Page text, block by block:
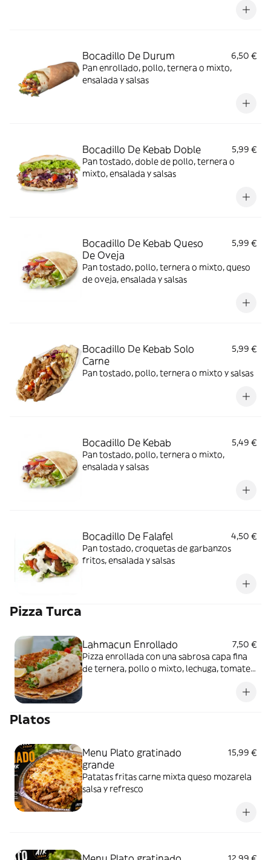
Bocadillo De Durum
6,50 €
Pan enrollado, pollo, ternera o mixto,
ensalada y salsas
Bocadillo De Kebab Doble
5,99 €
Pan tostado, doble de pollo, ternera o
mixto, ensalada y salsas
Bocadillo De Kebab Queso
De Oveja
5,99 €
Pan tostado, pollo, ternera o mixto, queso
de oveja, ensalada y salsas
Bocadillo De Kebab Solo
Carne
5,99 €
Pan tostado, pollo, ternera o mixto y salsas
Bocadillo De Kebab
5,49 €
Pan tostado, pollo, ternera o mixto,
ensalada y salsas
Bocadillo De Falafel
4,50 €
Pan tostado, croquetas de garbanzos
fritos, ensalada y salsas
Pizza Turca
Lahmacun Enrollado
7,50 €
Pizza enrollada con una sabrosa capa fina
de ternera, pollo o mixto, lechuga, tomate,
Platos
Menu Plato gratinado
grande
15,99 €
Patatas fritas carne mixta queso mozarela
salsa y refresco